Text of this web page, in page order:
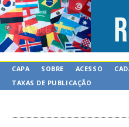
CAPA SOBRE ACESSO
TAXAS DE PUBLICAÇÃO